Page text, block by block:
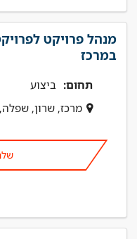
מנהל פרויקט
במרכז
תחום: ביצוע
מרכז, שרון,